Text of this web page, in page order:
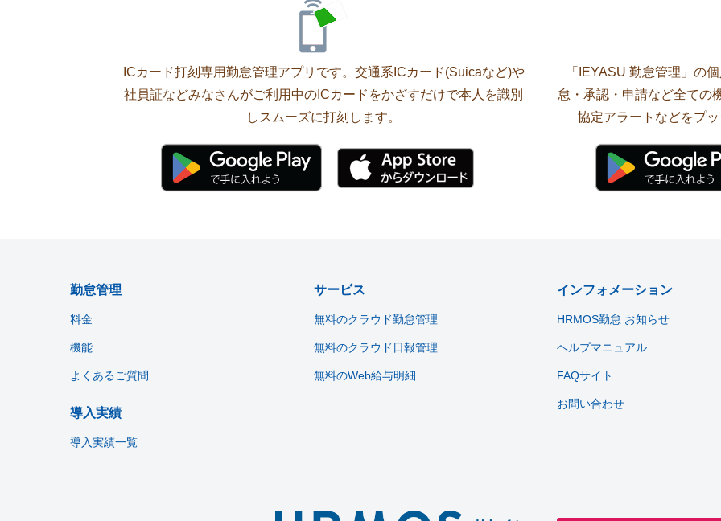
ICカード打刻専用勤怠管理アプリです。交通系ICカード(Suicaなど)や
社員証などみなさんがご利用中のICカードをかざすだけで本人を識別
しスムーズに打刻します。
「IEYASU 勤怠管理」の
怠・承認・申請など全ての
協定アラートなどをプ
勤怠管理
料金
機能
よくあるご質問
導入実績
導入実績一覧
サービス
無料のクラウド勤怠管理
無料のクラウド日報管理
無料のWeb給与明細
インフォメーション
HRMOS勤怠 お知らせ
ヘルプマニュアル
FAQサイト
お問い合わせ